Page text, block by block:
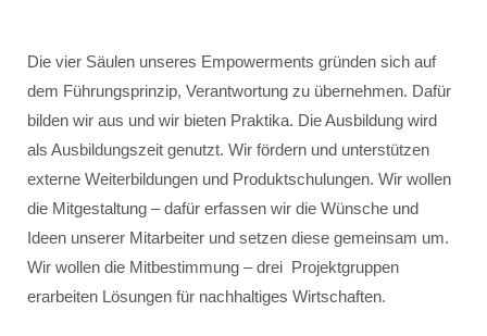
Die vier Säulen unseres Empowerments gründen sich auf
dem Führungsprinzip, Verantwortung zu übernehmen. Dafür
bilden wir aus und wir bieten Praktika. Die Ausbildung wird
als Ausbildungszeit genutzt. Wir fördern und unterstützen
externe Weiterbildungen und Produktschulungen. Wir wollen
die Mitgestaltung – dafür erfassen wir die Wünsche und
Ideen unserer Mitarbeiter und setzen diese gemeinsam um.
Wir wollen die Mitbestimmung – drei Projektgruppen
erarbeiten Lösungen für nachhaltiges Wirtschaften.